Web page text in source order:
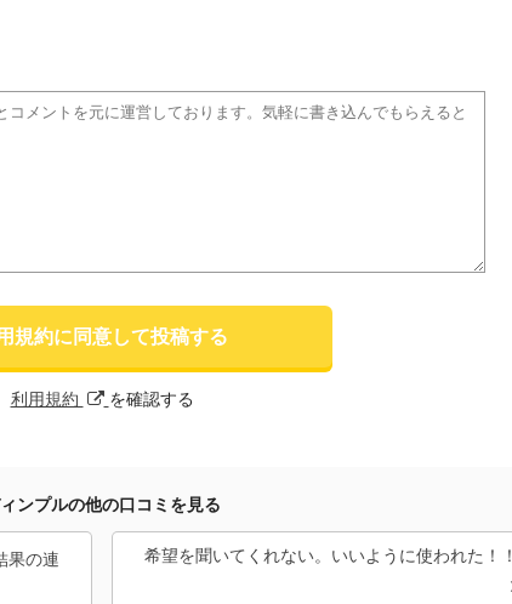
規約に同意して投稿する
利用規約 を確認する
ンプルの他の口コミを見る
果の連 希望を聞いてくれない。いいように使われた！！